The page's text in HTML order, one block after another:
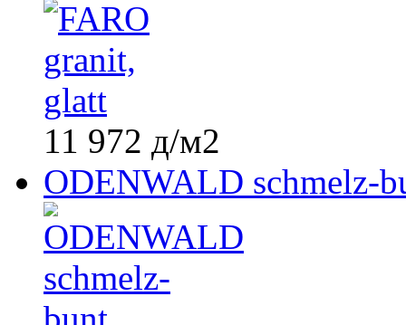
11 972 д/м2
ODENWALD schmelz-